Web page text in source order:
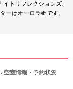
トリフレクションズ、
ーはオーロラ姫です。
空室情報・予約状況